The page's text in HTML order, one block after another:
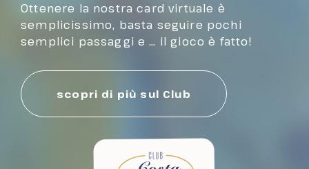
Ottenere la nostra card virtuale è
semplicissimo, basta seguire pochi
semplici passaggi e … il gioco è fatto!
scopri di più sul Club